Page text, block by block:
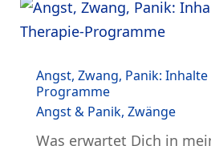
Angst, Zwang, Panik:
Programme
Angst & Panik, Zwänge
Was erwartet Dich in